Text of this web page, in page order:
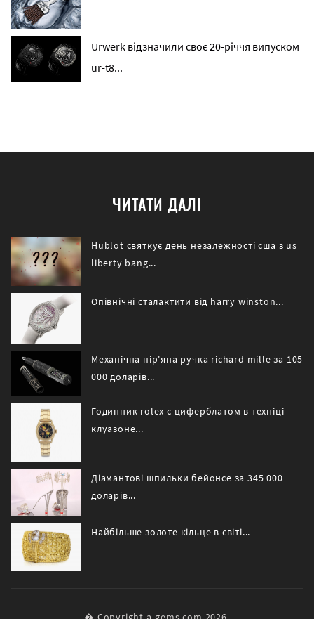
Urwerk відзначили своє 20-річчя випуском
ur-t8...
ЧИТАТИ ДАЛІ
Hublot святкує день незалежності сша з us
liberty bang...
Опівнічні сталактити від harry winston...
Механічна пір'яна ручка richard mille за 105
000 доларів...
Годинник rolex c циферблатом в техніці
клуазоне...
Діамантові шпильки бейонсе за 345 000
доларів...
Найбільше золоте кільце в світі...